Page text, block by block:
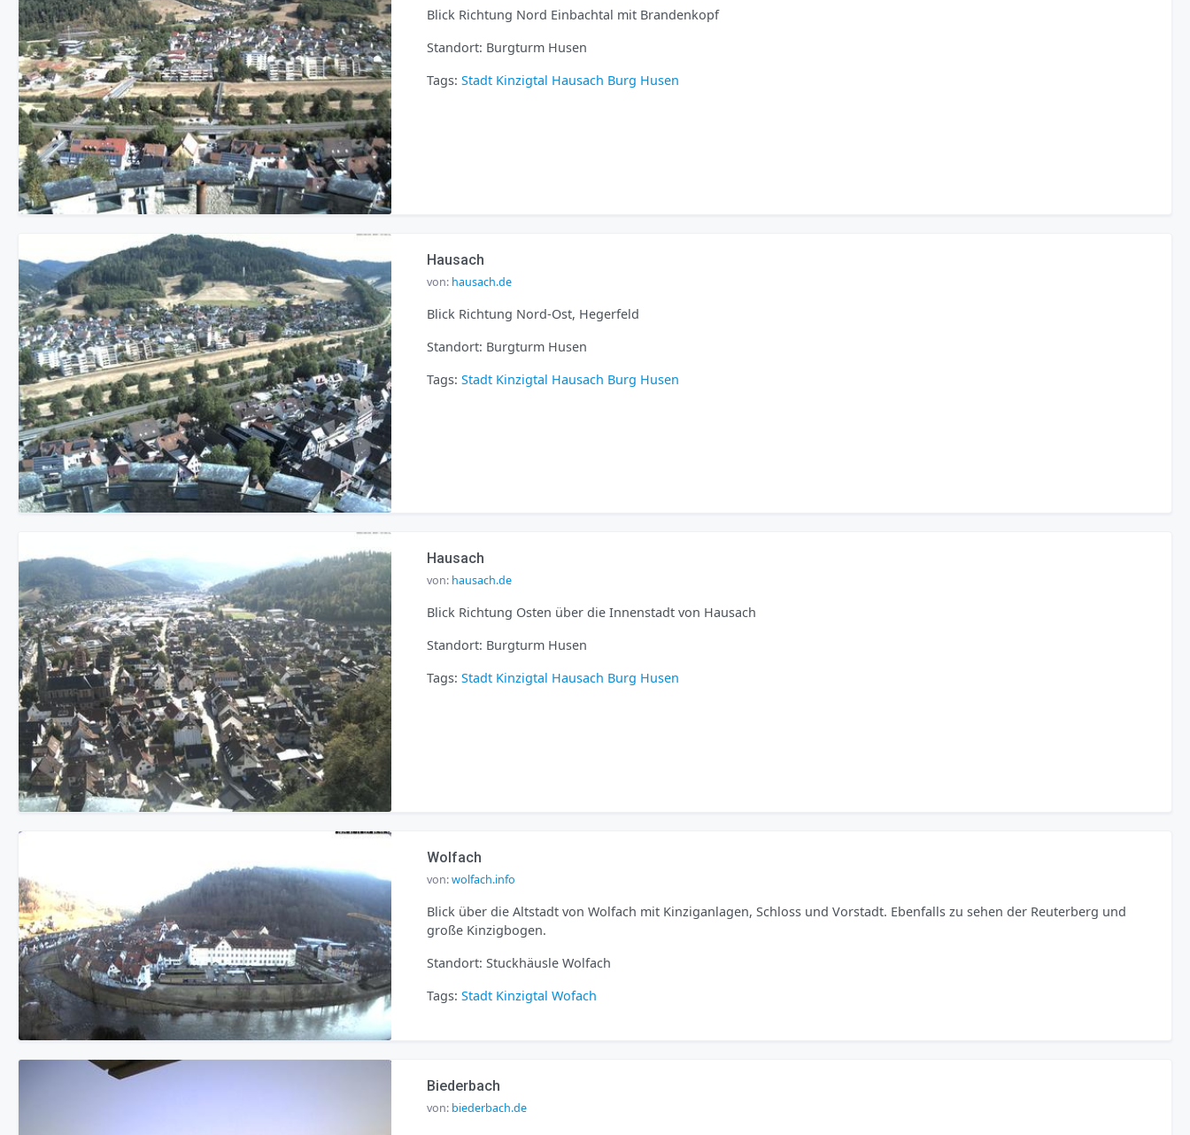
Blick Richtung Nord Einbachtal mit Brandenkopf
Standort: Burgturm Husen
Tags: Stadt Kinzigtal Hausach Burg Husen
Hausach
von: hausach.de
Blick Richtung Nord-Ost, Hegerfeld
Standort: Burgturm Husen
Tags: Stadt Kinzigtal Hausach Burg Husen
Hausach
von: hausach.de
Blick Richtung Osten über die Innenstadt von Hausach
Standort: Burgturm Husen
Tags: Stadt Kinzigtal Hausach Burg Husen
Wolfach
von:wolfach.info
Blick über die Altstadt von Wolfach mit Kinziganlagen, Schloss und Vorstadt. Ebenfalls zu sehen der Reuterberg und
große Kinzigbogen.
Standort: Stuckhäusle Wolfach
Tags: Stadt Kinzigtal Wofach
Biederbach
von: biederbach.de